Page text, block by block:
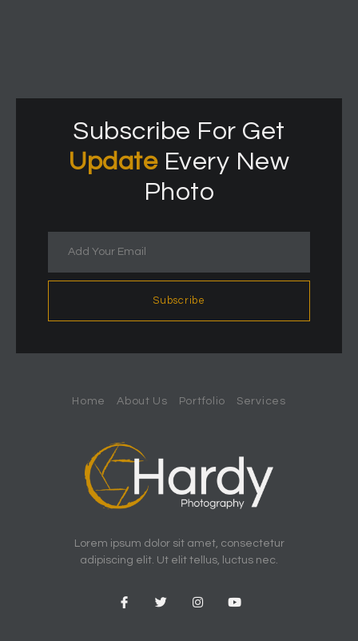
Subscribe For Get
UpdateEvery New
Photo
Subscribe
Home About Us Portfolio Services
Lorem ipsum dolor sit amet, consectetur
adipiscing elit. Ut elit tellus, luctus nec.